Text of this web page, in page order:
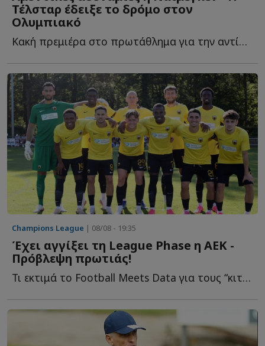
Τέλσταρ έδειξε το δρόμο στον
Ολυμπιακό
Κακή πρεμιέρα στο πρωτάθλημα για την αντίπαλο τ...
Champions League | 08/08 - 19:35
Έχει αγγίξει τη League Phase η ΑΕΚ -
Πρόβλεψη πρωτιάς!
Τι εκτιμά το Football Meets Data για τους “κιτρινόμαυρους” ε...